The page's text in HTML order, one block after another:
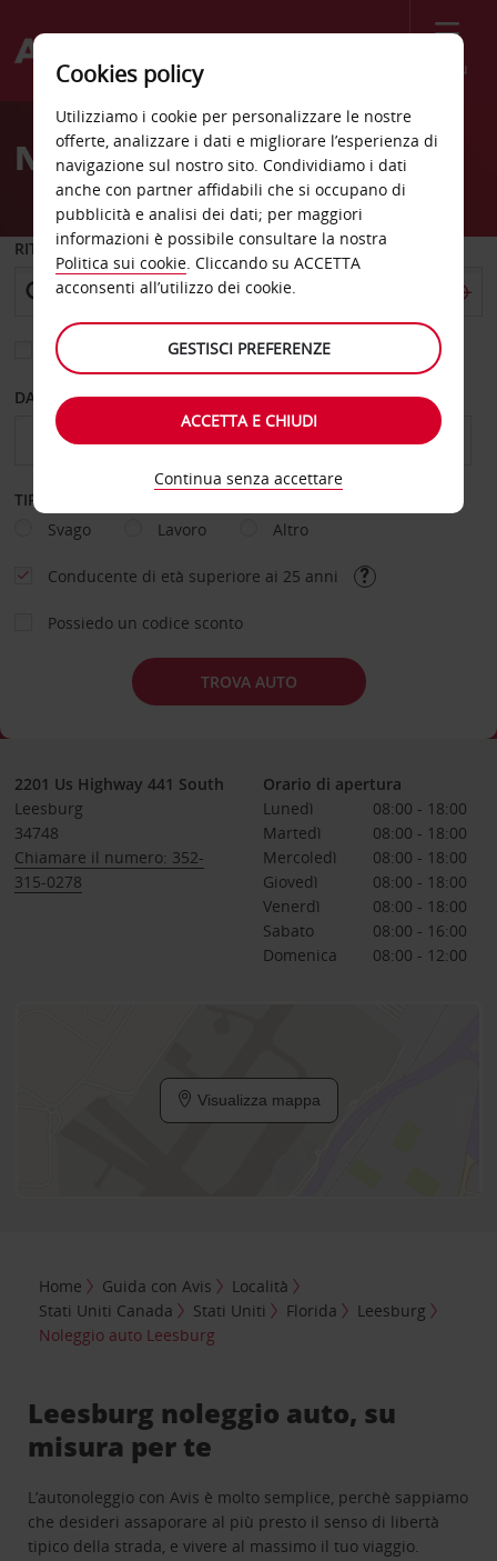
Menù
Welcome
AvisNoleggio auto Leesburg
RITIRO DA
Scegli una località di riconsegna diversa
DAL GIORNO AL GIORNO
TIPOLOGIA DI NOLEGGIO
Svago
Lavoro Altro
Conducente di età superiore ai 25 anni
Possiedo un codice sconto
TROVA AUTO
2201 Us Highway 441 South
Leesburg
34748
Chiamare il numero: 352-
315-0278
Orario di apertura
Lunedì
08:00 - 18:00
Martedì
08:00 - 18:00
Mercoledì
08:00 - 18:00
Giovedì
08:00 - 18:00
Venerdì
08:00 - 18:00
Sabato
08:00 - 16:00
Domenica
08:00 - 12:00
Visualizza mappa
Home Guida con Avis
Località
Stati Uniti Canada
Stati Uniti Florida
Leesburg
Noleggio auto Leesburg
Leesburg noleggio auto, su
misura per te
L’autonoleggio con Avis è molto semplice, perchè sappiamo
che desideri assaporare al più presto il senso di libertà
tipico della strada, e vivere al massimo il tuo viaggio.
Cookies policy
Utilizziamo i cookie per personalizzare le nostre
offerte, analizzare i dati e migliorare l’esperienza di
navigazione sul nostro sito. Condividiamo i dati
anche con partner affidabili che si occupano di
pubblicità e analisi dei dati; per maggiori
informazioni è possibile consultare la nostra
Politica sui cookie. Cliccando su ACCETTA
acconsenti all’utilizzo dei cookie.
GESTISCI PREFERENZE
ACCETTA E CHIUDI
Continua senza accettare